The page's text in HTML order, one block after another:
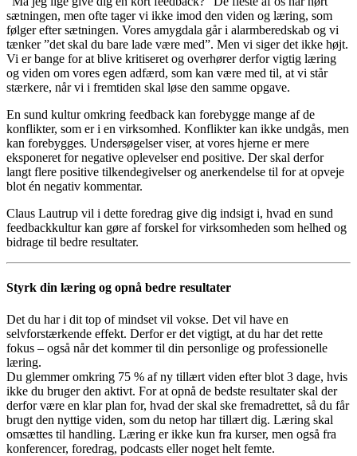
sætningen, men ofte tager vi ikke imod den viden og læring, som
følger efter sætningen. Vores amygdala går i alarmberedskab og vi
tænker ”det skal du bare lade være med”. Men vi siger det ikke højt.
Vi er bange for at blive kritiseret og overhører derfor vigtig læring
og viden om vores egen adfærd, som kan være med til, at vi står
stærkere, når vi i fremtiden skal løse den samme opgave.
En sund kultur omkring feedback kan forebygge mange af de
konflikter, som er i en virksomhed. Konflikter kan ikke undgås, men
kan forebygges. Undersøgelser viser, at vores hjerne er mere
eksponeret for negative oplevelser end positive. Der skal derfor
langt flere positive tilkendegivelser og anerkendelse til for at opveje
blot én negativ kommentar.
Claus Lautrup vil i dette foredrag give dig indsigt i, hvad en sund
feedbackkultur kan gøre af forskel for virksomheden som helhed og
bidrage til bedre resultater.
Styrk din læring og opnå bedre resultater
Det du har i dit top of mindset vil vokse. Det vil have en
selvforstærkende effekt. Derfor er det vigtigt, at du har det rette
fokus – også når det kommer til din personlige og professionelle
læring.
Du glemmer omkring 75 % af ny tillært viden efter blot 3 dage, hvis
ikke du bruger den aktivt. For at opnå de bedste resultater skal der
derfor være en klar plan for, hvad der skal ske fremadrettet, så du får
brugt den nyttige viden, som du netop har tillært dig. Læring skal
omsættes til handling. Læring er ikke kun fra kurser, men også fra
konferencer, foredrag, podcasts eller noget helt femte.